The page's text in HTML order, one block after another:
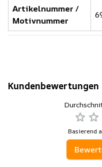
Artikelnummer /
Motivnummer
Kundenbewertungen
Basierend